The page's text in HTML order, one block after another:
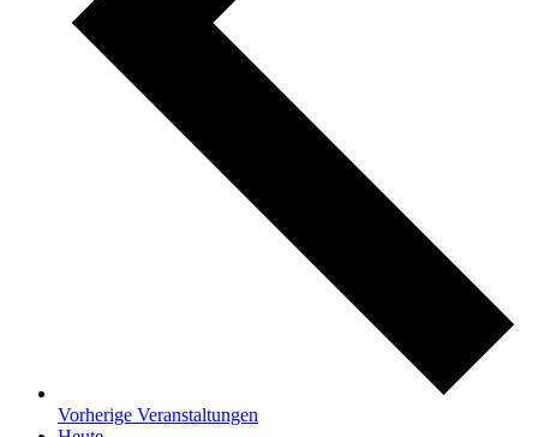
Vorherige Veranstaltungen